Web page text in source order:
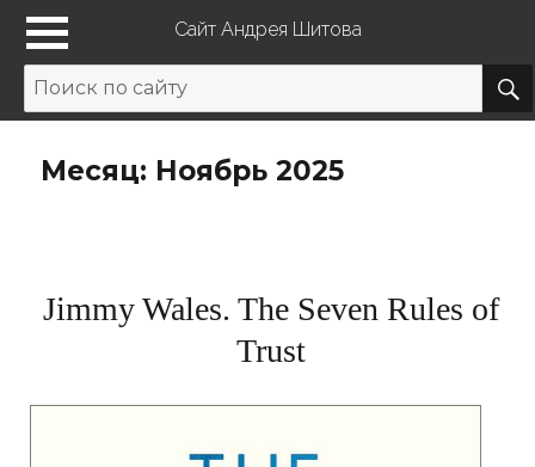
Сайт Андрея Шитова
Месяц: Ноябрь 2025
Jimmy Wales. The Seven Rules of
Trust